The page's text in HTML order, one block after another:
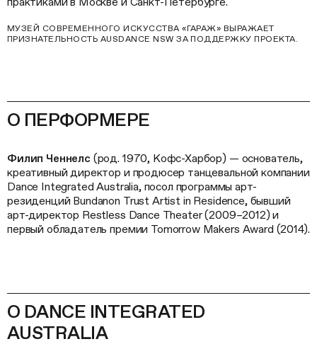
МУЗЕЙ СОВРЕМЕННОГО ИСКУССТВА «ГАРАЖ» ВЫРАЖАЕТ
ПРИЗНАТЕЛЬНОСТЬ AUSDANCE NSW ЗА ПОДДЕРЖКУ ПРОЕКТА.
О ПЕРФОРМЕРЕ
Филип Ченнелс (род. 1970, Кофс-Харбор) — основатель,
креативный директор и продюсер танцевальной компании
Dance Integrated Australia, посол программы арт-
резиденций Bundanon Trust Artist in Residence, бывший
арт-директор Restless Dance Theater (2009–2012) и
первый обладатель премии Tomorrow Makers Award (2014).
О DANCE INTEGRATED
AUSTRALIA